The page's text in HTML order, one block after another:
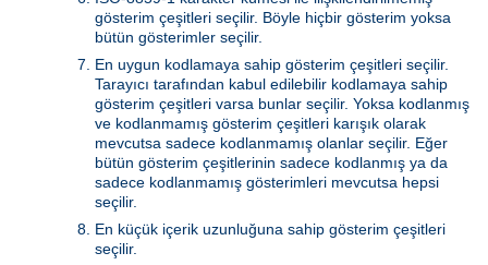
gösterim çeşitleri seçilir. Böyle hiçbir gösterim yoksa
bütün gösterimler seçilir.
En uygun kodlamaya sahip gösterim çeşitleri seçilir.
Tarayıcı tarafından kabul edilebilir kodlamaya sahip
gösterim çeşitleri varsa bunlar seçilir. Yoksa kodlanmış
ve kodlanmamış gösterim çeşitleri karışık olarak
mevcutsa sadece kodlanmamış olanlar seçilir. Eğer
bütün gösterim çeşitlerinin sadece kodlanmış ya da
sadece kodlanmamış gösterimleri mevcutsa hepsi
seçilir.
En küçük içerik uzunluğuna sahip gösterim çeşitleri
seçilir.